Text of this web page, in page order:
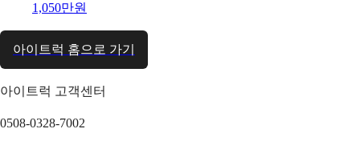
1,050만원
아이트럭 홈으로 가기
아이트럭 고객센터
0508-0328-7002